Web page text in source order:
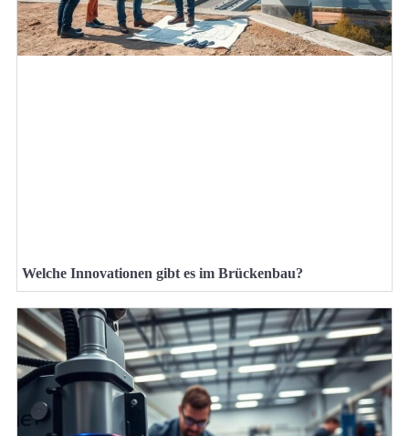
Welche Innovationen gibt es im Brückenbau?